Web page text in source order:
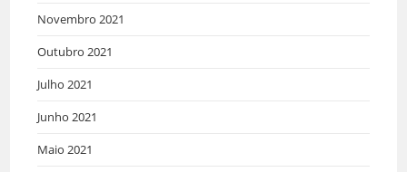
Novembro 2021
Outubro 2021
Julho 2021
Junho 2021
Maio 2021